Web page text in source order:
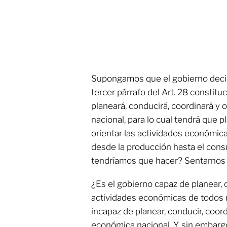
Supongamos que el gobierno
tercer párrafo del Art. 28
planeará, conducirá, coordinará y
nacional, para lo cual tendrá que
orientar las actividades
desde la producción hasta el
tendríamos que hacer?
¿Es el gobierno capaz de
actividades económicas de todos
incapaz de planear, conducir,
económica nacional. Y, sin